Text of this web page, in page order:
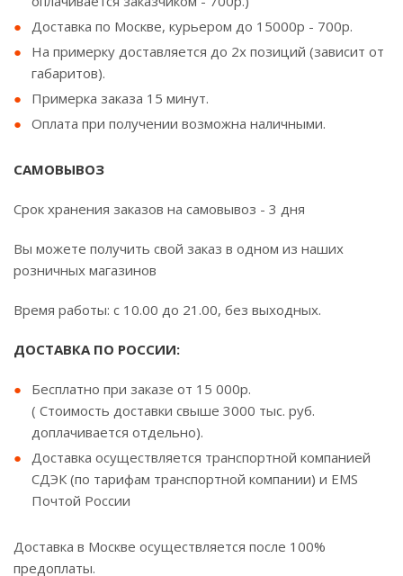
Доставка по Москве, курьером до 15000р - 700р.
На примерку доставляется до 2х позиций (зависит от
габаритов).
Примерка заказа 15 минут.
Оплата при получении возможна наличными.
САМОВЫВОЗ
Срок хранения заказов на самовывоз - 3 дня
Вы можете получить свой заказ в одном из наших
розничных магазинов
Время работы: с 10.00 до 21.00, без выходных.
ДОСТАВКА ПО РОССИИ:
Бесплатно при заказе от 15 000р.
( Стоимость доставки свыше 3000 тыс. руб.
доплачивается отдельно).
Доставка осуществляется транспортной компанией
СДЭК (по тарифам транспортной компании) и EMS
Почтой России
Доставка в Москве осуществляется после 100%
предоплаты.